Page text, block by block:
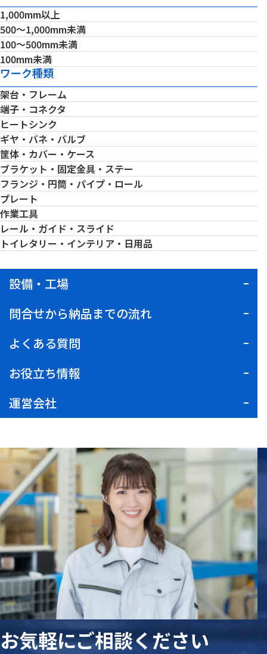
1,000mm以上
500～1,000mm未満
100～500mm未満
100mm未満
ワーク種類
架台・フレーム
端子・コネクタ
ヒートシンク
ギヤ・バネ・バルブ
筐体・カバー・ケース
ブラケット・固定金具・ステー
フランジ・円筒・パイプ・ロール
プレート
作業工具
レール・ガイド・スライド
トイレタリー・インテリア・日用品
設備・工場
問合せから納品までの流れ
よくある質問
お役立ち情報
運営会社
お気軽にご相談ください